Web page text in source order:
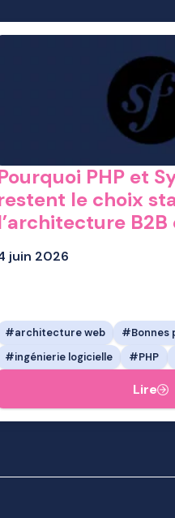
PHP et
le choix
B2B
juin 2026
architecture web
Bonnes
ingénierie logicielle
PHP
Lire